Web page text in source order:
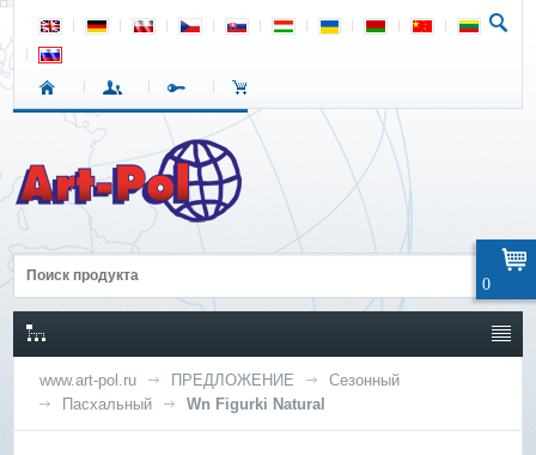
www.art-pol.ru ПРЕДЛОЖЕНИЕ
Сезонный
Пасхальный
Wn Figurki Natural
0